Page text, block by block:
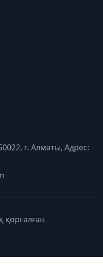
г. Алматы, Адрес:
қорғалған